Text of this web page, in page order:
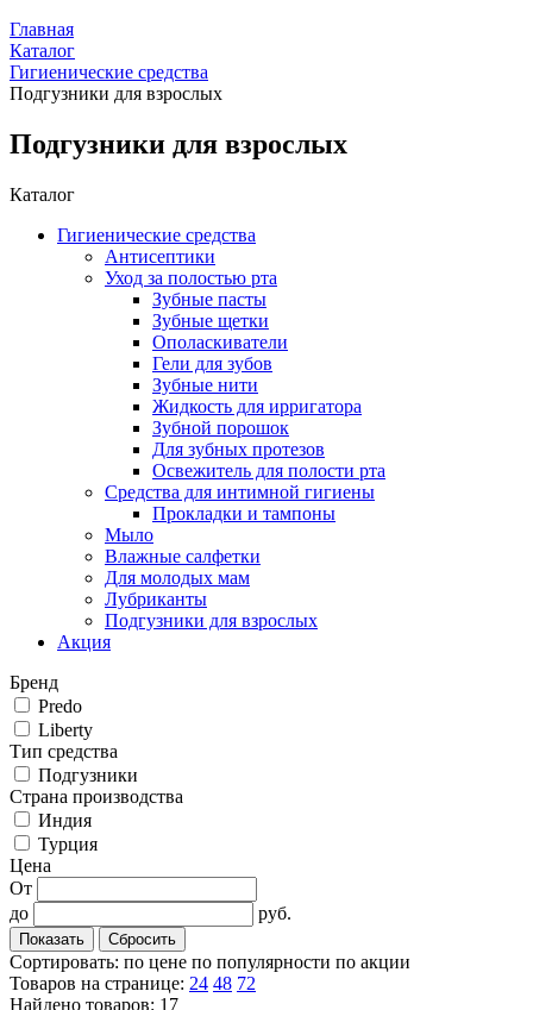
Главная
Каталог
Гигиенические средства
Подгузники для взрослых
Подгузники для взрослых
Каталог
Гигиенические средства
Антисептики
Уход за полостью рта
Зубные пасты
Зубные щетки
Ополаскиватели
Гели для зубов
Зубные нити
Жидкость для ирригатора
Зубной порошок
Для зубных протезов
Освежитель для полости рта
Средства для интимной гигиены
Прокладки и тампоны
Мыло
Влажные салфетки
Для молодых мам
Лубриканты
Подгузники для взрослых
Акция
Бренд
Predo
Liberty
Тип средства
Подгузники
Cтрана производства
Индия
Турция
Цена
От
до
руб.
Сортировать: по цене по популярности по акции
Товаров на странице: 24 48 72
Найдено товаров: 17